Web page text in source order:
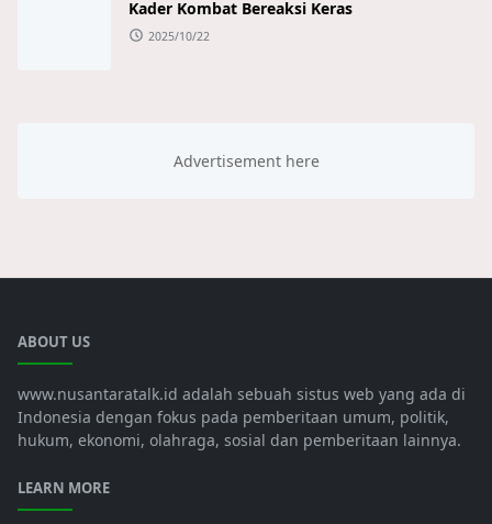
Kader Kombat Bereaksi Keras
2025/10/22
ABOUT US
www.nusantaratalk.id adalah sebuah sistus web yang ada di
Indonesia dengan fokus pada pemberitaan umum, politik,
hukum, ekonomi, olahraga, sosial dan pemberitaan lainnya.
LEARN MORE